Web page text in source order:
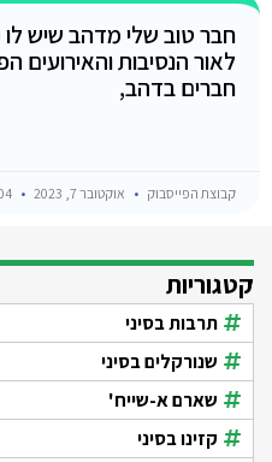
חבר טוב שלי מדהב שיש לו
לאור הנסיבות והאירועים
חברים בדהב,
קבוצת הפייסבוק אוקטובר 7, 2023
קטגוריות
תרבות בסיני
שנורקלים בסיני
שארם א-שייח'
קזינו בסיני